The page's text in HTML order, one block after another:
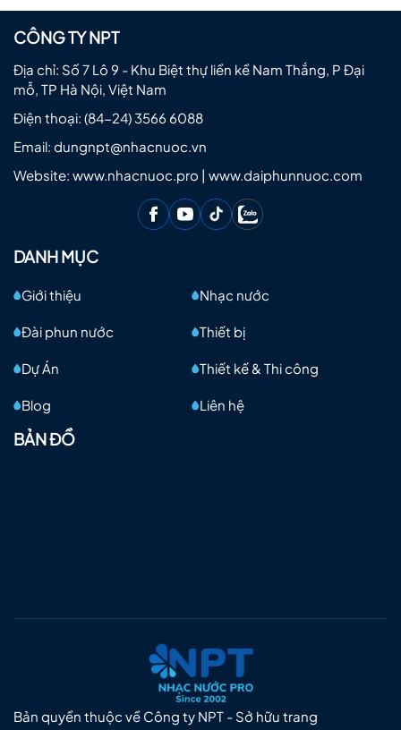
CÔNG TY NPT
Địa chỉ: Số 7 Lô 9 - Khu Biệt thự liền kề Nam Thắng, P Đại
mỗ, TP Hà Nội, Việt Nam
Điện thoại: (84-24) 3566 6088
Email: dungnpt@nhacnuoc.vn
Website: www.nhacnuoc.pro | www.daiphunnuoc.com
DANH MỤC
Giới thiệu Nhạc nước
Đài phun nước Thiết bị
Dự Án Thiết kế & Thi công
Blog Liên hệ
BẢN ĐỒ
Bản quyền thuộc về Công ty NPT - Sở hữu trang